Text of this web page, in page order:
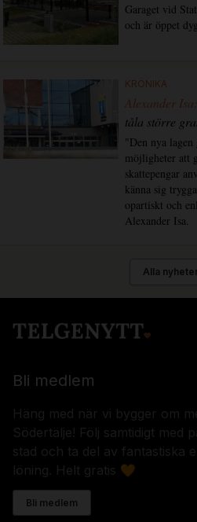
Garaget vid
och är öppet
KRÖNIKA
Alexander Isa:
tåla större
"Den nya lagen
möjligheter att
skattepengar
känna sig
opartiskt och
Alexander Isa.
Alla
Bli medlem
Häng med när vi bygger om
Södertälje! Följ samtidigt med
stad och ta del av fantastiska
löning. Helt gratis 🧡
Bli medlem